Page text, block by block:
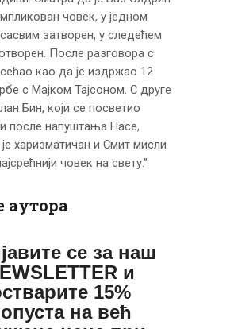
човек, у једном
затворен, у следећем
После разговора с
као да је издржао 12
с Мајком Тајсоном. С друге
Бин, који се посветио
после напуштања Насе,
харизматичан и Смит мисли
човек на свету.”
аутора
се за наш
и
15%
на већ